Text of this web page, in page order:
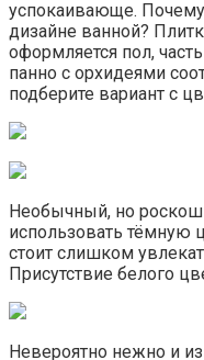
успокаивающе.
дизайне ванной?
оформляется пол,
панно с орхидеями
подберите вариант с
Необычный, но
использовать тёмную
стоит слишком
Присутствие белого
Невероятно нежно и